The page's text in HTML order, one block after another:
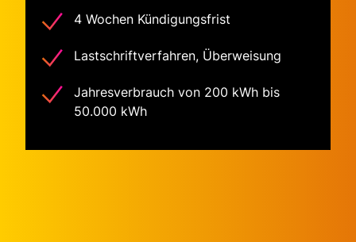
4 Wochen Kündigungsfrist
Lastschriftverfahren, Überweisung
Jahresverbrauch von 200 kWh bis
50.000 kWh